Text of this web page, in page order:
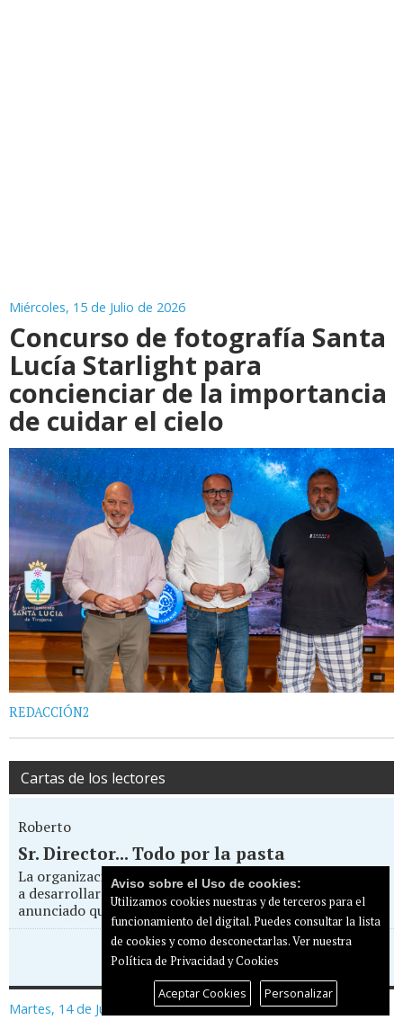
Miércoles, 15 de Julio de 2026
Concurso de fotografía Santa
Lucía Starlight para
concienciar de la importancia
de cuidar el cielo
REDACCIÓN2
Cartas de los lectores
Roberto
Sr. Director... Todo por la pasta
La organización del Eurovision Pride Maspalomas que va
a desarrollarse entre el 14 y 17 de mayo en el Yumbo, ha
anunciado que va a boicotear la...
Enviar carta al director
Martes, 14 de Julio de 2026
Aviso sobre el Uso de cookies:
Utilizamos cookies nuestras y de terceros para el
funcionamiento del digital. Puedes consultar la lista
de cookies y como desconectarlas.Ver nuestra
Política de Privacidad y Cookies
Aceptar Cookies Personalizar